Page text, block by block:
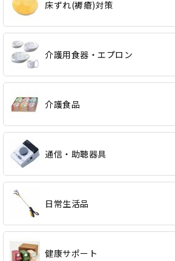
床ずれ(褥瘡)対策
介護用食器・エプロン
介護食品
通信・助聴器具
日常生活品
健康サポート